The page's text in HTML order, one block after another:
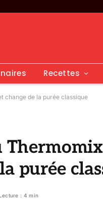
Recettes
change de la purée classique
purée
: 4 min